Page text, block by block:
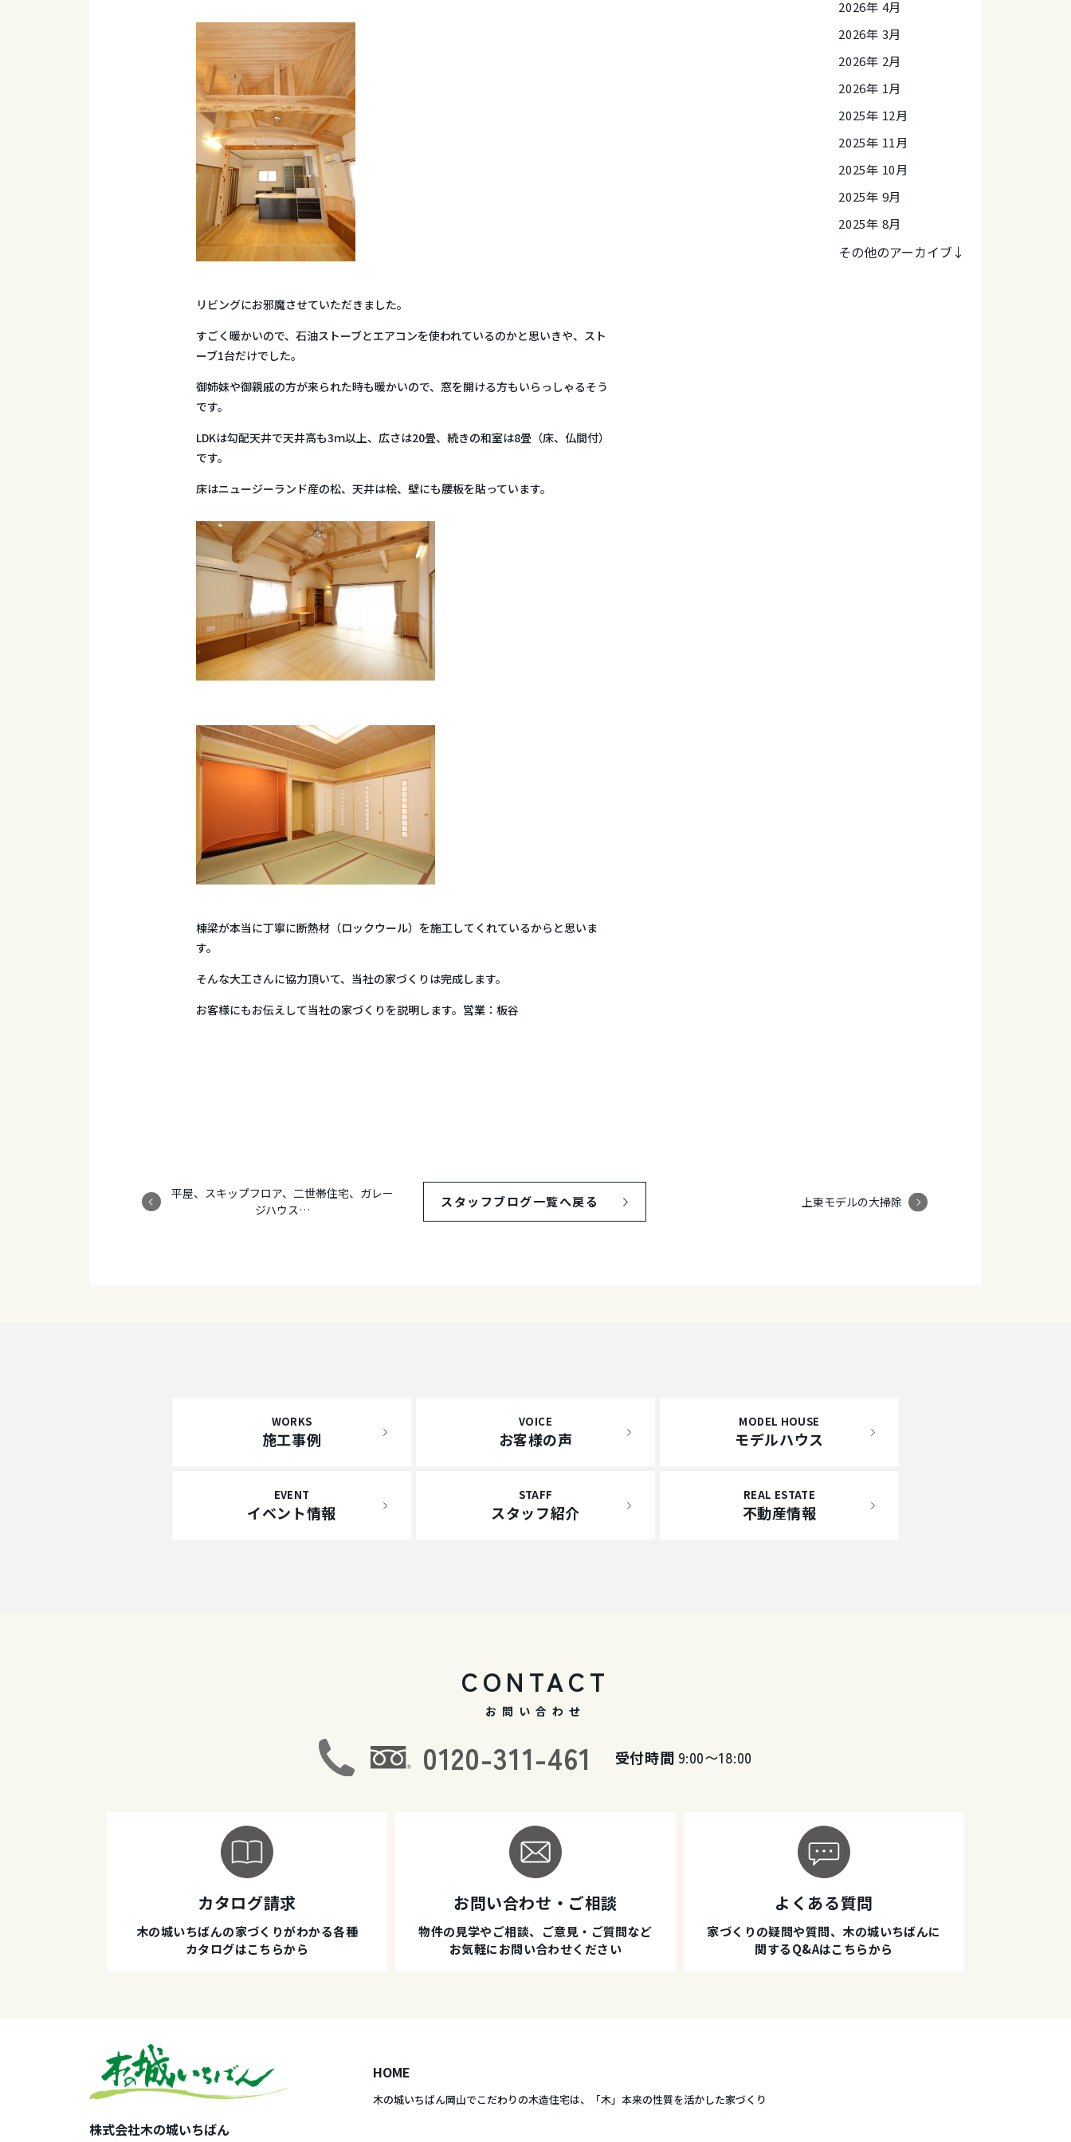
リビングにお邪魔させていただきました。
すごく暖かいので、石油ストーブとエアコンを使われているのかと思いきや、スト
ーブ1台だけでした。
御姉妹や御親戚の方が来られた時も暖かいので、窓を開ける方もいらっしゃるそう
です。
LDKは勾配天井で天井高も3ｍ以上、広さは20畳、続きの和室は8畳（床、仏間付）
です。
床はニュージーランド産の松、天井は桧、壁にも腰板を貼っています。
棟梁が本当に丁寧に断熱材（ロックウール）を施工してくれているからと思いま
す。
そんな大工さんに協力頂いて、当社の家づくりは完成します。
お客様にもお伝えして当社の家づくりを説明します。営業：板谷
2026年 4月
2026年 3月
2026年 2月
2026年 1月
2025年 12月
2025年 11月
2025年 10月
2025年 9月
2025年 8月
その他のアーカイブ↓
平屋、スキップフロア、二世帯住宅、ガレー
ジハウス…
スタッフブログ一覧へ戻る 上東モデルの大掃除
WORKS
施工事例
VOICE
お客様の声
MODEL HOUSE
モデルハウス
EVENT
イベント情報
STAFF
スタッフ紹介
REAL ESTATE
不動産情報
CONTACT
お問い合わせ
0120-311-461 受付時間 9:00〜18:00
カタログ請求
木の城いちばんの家づくりがわかる各種
カタログはこちらから
お問い合わせ・ご相談
物件の見学やご相談、ご意見・ご質問など
お気軽にお問い合わせください
よくある質問
家づくりの疑問や質問、木の城いちばんに
関するQ&Aはこちらから
株式会社木の城いちばん
HOME
木の城いちばん岡山でこだわりの木造住宅は、 「木」本来の性質を活かした家づくり